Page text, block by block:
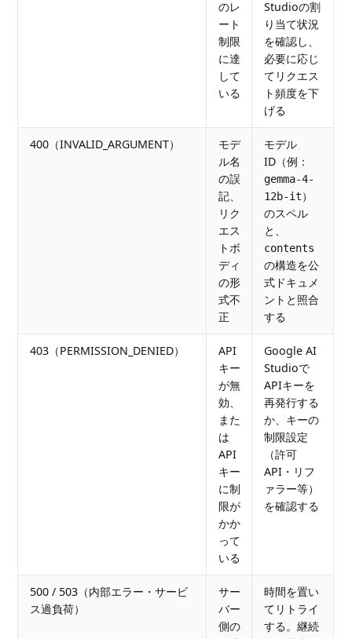
のレ
ート
制限
に達
して
いる
Studioの割
り当て状況
を確認し、
必要に応じ
てリクエス
ト頻度を下
げる
400（INVALID_ARGUMENT）
モデ
ル名
の誤
記、
リク
エス
トボ
ディ
の形
式不
正
モデル
ID（例：
gemma-4-
12b-it）
のスペル
と、
contents
の構造を公
式ドキュメ
ントと照合
する
403（PERMISSION_DENIED）
API
キー
が無
効、
また
は
API
キー
に制
限が
かか
って
いる
Google AI
Studioで
APIキーを
再発行する
か、キーの
制限設定
（許可
API・リフ
ァラー等）
を確認する
500 / 503（内部エラー・サービ
ス過負荷）
サー
バー
側の
時間を置い
てリトライ
する。継続